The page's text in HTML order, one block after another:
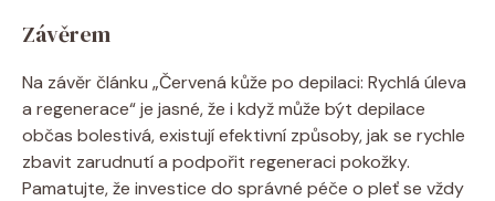
Závěrem
Na závěr článku „Červená kůže po depilaci: Rychlá úleva
a regenerace“ je jasné, že i když může být depilace
občas bolestivá, existují efektivní způsoby, jak se rychle
zbavit zarudnutí a podpořit regeneraci pokožky.
Pamatujte, že investice do správné péče o pleť se vždy